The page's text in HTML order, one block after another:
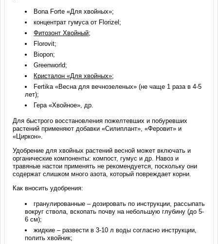
Bona Forte «Для хвойных»;
концентрат гумуса от Florizel;
Фитозонт Хвойный;
Florovit;
Biopon;
Greenworld;
Кристалон «Для хвойных»;
Fertika «Весна для вечнозеленых» (не чаще 1 раза в 4-5
лет);
Гера «Хвойное», др.
Для быстрого восстановления пожелтевших и побуревших
растений применяют добавки «Силиплант», «Феровит» и
«Циркон».
Удобрение для хвойных растений весной может включать и
органические компоненты: компост, гумус и др. Навоз и
травяные настои применять не рекомендуется, поскольку они
содержат слишком много азота, который повреждает корни.
Как вносить удобрения:
гранулированные – дозировать по инструкции, рассыпать
вокруг ствола, вскопать почву на небольшую глубину (до 5-
6 см);
жидкие – развести в 3-10 л воды согласно инструкции,
полить хвойник;